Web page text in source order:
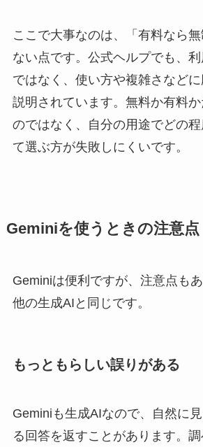
ここで大事なのは、「有料なら
ない点です。公式ヘルプでも、
ではなく、使い方や複雑さなど
説明されています。無料か有料
のではなく、自分の用途でどの程
て選ぶ方が失敗しにくいです。
Geminiを使うときの注意点
Geminiは便利ですが、注意点も
他の生成AIと同じです。
もっともらしい誤りがある
Geminiも生成AIなので、自然に
る回答を返すことがあります。